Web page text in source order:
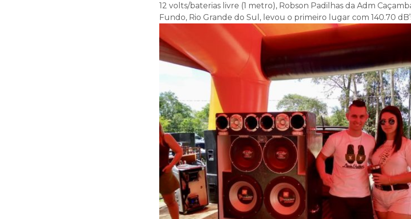
12 volts/baterias livre (1 metro), Robson Padilhas da Adm
Fundo, Rio Grande do Sul, levou o primeiro lugar com 140.70